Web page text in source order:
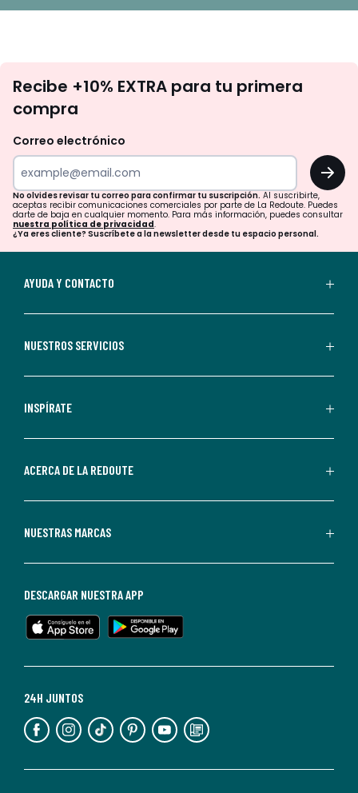
te
tu
para
confirmar
tu
suscripción.
aceptas
comerciales
personalizadas
parte
Redoute.
de
en
cualquier
Para
información,
puedes
nuestra
Recibe +10% EXTRA para tu primera
compra
Correo electrónico
OK
No olvides revisar tu correo para confirmar tu suscripción. Al suscribirte,
aceptas recibir comunicaciones comerciales por parte de La Redoute. Puedes
darte de baja en cualquier momento. Para más información, puedes consultar
nuestra política de privacidad.
¿Ya eres cliente? Suscríbete a la newsletter desde tu espacio personal.
AYUDA Y CONTACTO
NUESTROS SERVICIOS
INSPÍRATE
ACERCA DE LA REDOUTE
NUESTRAS MARCAS
24H JUNTOS
DESCARGAR NUESTRA APP